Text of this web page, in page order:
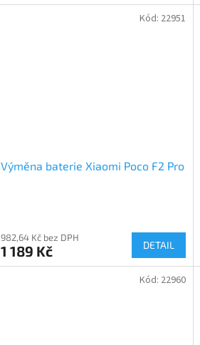
Výměna baterie Xiaomi Poco F2 Pro
982,64 Kč bez DPH
1 189 Kč DETAIL
Kód: 22951
Kód: 22960